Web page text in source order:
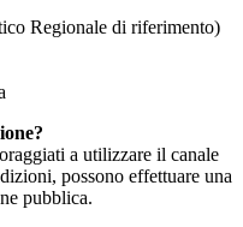
Regionale di riferimento)
a utilizzare il canale
possono effettuare una
pubblica.